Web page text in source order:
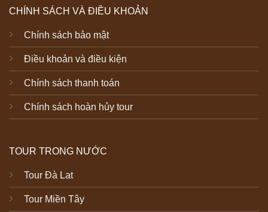
CHÍNH SÁCH VÀ ĐIỀU KHOẢN
Chính sách bảo mật
Điều khoản và điều kiện
Chính sách thanh toán
Chính sách hoàn hủy tour
TOUR TRONG NƯỚC
Tour Đà Lat
Tour Miền Tây